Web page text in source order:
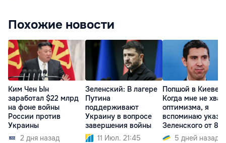
Похожие новости
Ким Чен Ын
заработал $22 млрд
на фоне войны
России против
Украины
2 дня назад
Зеленский: В лагере
Путина
поддерживают
Украину в вопросе
завершения войны
11 Июл. 21:45
Попшой в Киеве:
Когда мне не
оптимизма, я
вспоминаю указ
Зеленского от 8
5 дней назад